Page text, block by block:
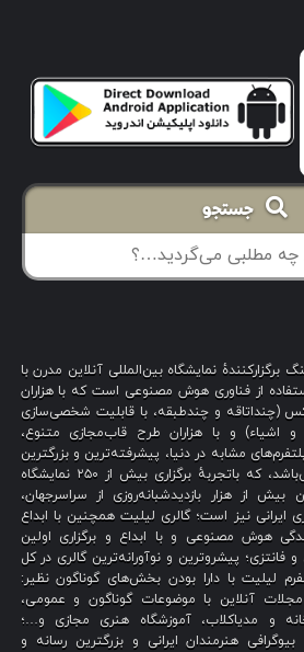
جستجو
برگزارکنندهٔ نمایشگاه بین‌المللی آنلاین مدرن با
از فناوری هوش مصنوعی است که با هزاران
(چنداتاقه و چندطبقه، با قابلیت شخصی‌سازی
اشیاء) و با هزاران طرح قاب‌مجازی متنوع،
مشابه در دنیا، پیشرفته‌ترین و بزرگترین
گالری آنلاین در کل جهان می‌باشد، که باتجربهٔ برگزاری بیش از ۲۵۰ نمایشگاه
از هزار بازدیدشبانه‌روزی از سراسرجهان،
ایرانی نیز است؛ گالری لیلیت همچنین با ابداع
هوش مصنوعی و با ابداع و برگزاری اولین
فانتزی؛ پیشروترین و نوآورانه‌ترین گالری در کل
لیلیت با دارا بودن بخش‌های گوناگون نظیر:
آنلاین با موضوعات گوناگون و عمومی،
و مدیاکلاب، آموزشگاه هنری مجازی و…؛
هنرمندان ایرانی و بزرگترین رسانه و